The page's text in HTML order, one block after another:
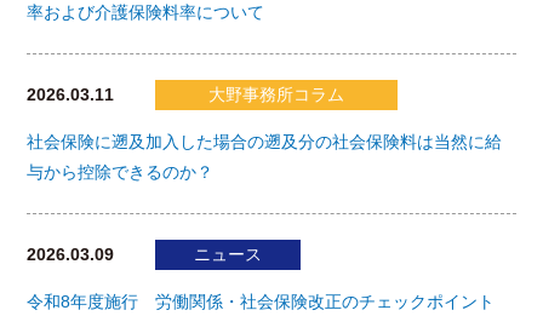
率および介護保険料率について
2026.03.11 大野事務所コラム
社会保険に遡及加入した場合の遡及分の社会保険料は当然に給
与から控除できるのか？
2026.03.09 ニュース
令和8年度施行 労働関係・社会保険改正のチェックポイント